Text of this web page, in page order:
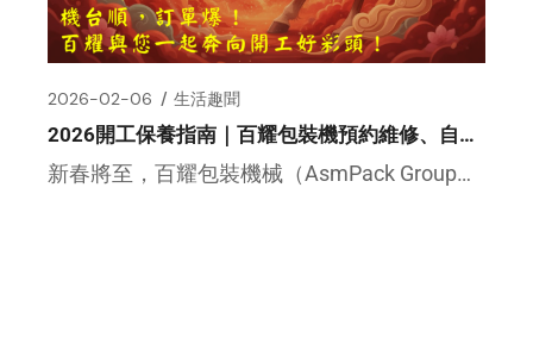
2026-02-06 生活趣聞
2026開工保養指南｜百耀包裝機預約維修、自取試機享優惠
新春將至，百耀包裝機械（AsmPack Group） 提醒您， 年前多花 3 分鐘檢查設備，就能確保年後開工順 […]